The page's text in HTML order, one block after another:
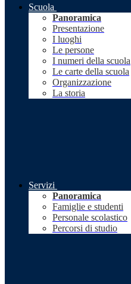
Scuola
Panoramica
Presentazione
I luoghi
Le persone
I numeri della scuola
Le carte della scuola
Organizzazione
La storia
Servizi
Panoramica
Famiglie e studenti
Personale scolastico
Percorsi di studio